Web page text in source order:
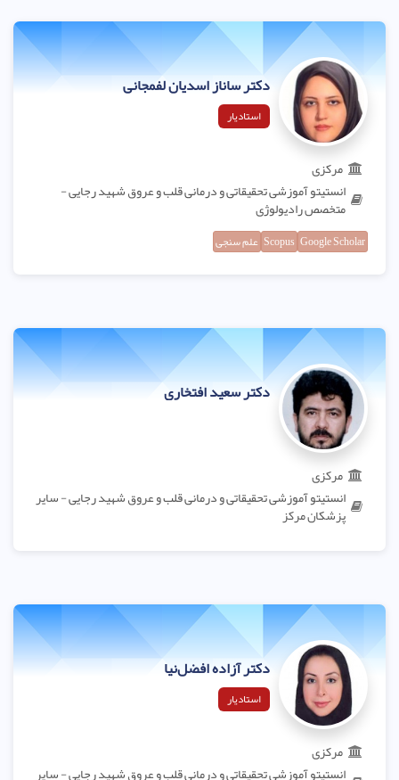
دکتر ساناز اسدیان لفمجانی
استادیار
مرکزی
انستیتو آموزشی تحقیقاتی و درمانی قلب و عروق شهید رجایی -
متخصص رادیولوژی
Google Scholar
Scopus علم سنجی
دکتر سعید افتخاری
مرکزی
انستیتو آموزشی تحقیقاتی و درمانی قلب و عروق شهید رجایی - سایر
پزشکان مرکز
دکتر آزاده افضل‌نیا
استادیار
مرکزی
انستیتو آموزشی تحقیقاتی و درمانی قلب و عروق شهید رجایی - سایر